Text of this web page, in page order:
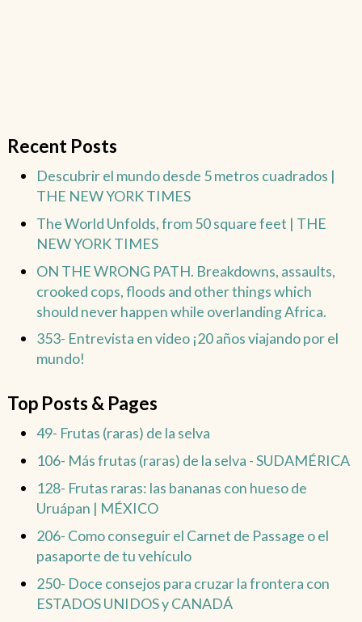
Recent Posts
Descubrir el mundo desde 5 metros cuadrados |
THE NEW YORK TIMES
The World Unfolds, from 50 square feet | THE
NEW YORK TIMES
ON THE WRONG PATH. Breakdowns, assaults,
crooked cops, floods and other things which
should never happen while overlanding Africa.
353- Entrevista en video ¡20 años viajando por el
mundo!
Top Posts & Pages
49- Frutas (raras) de la selva
106- Más frutas (raras) de la selva - SUDAMÉRICA
128- Frutas raras: las bananas con hueso de
Uruápan | MÉXICO
206- Como conseguir el Carnet de Passage o el
pasaporte de tu vehículo
250- Doce consejos para cruzar la frontera con
ESTADOS UNIDOS y CANADÁ